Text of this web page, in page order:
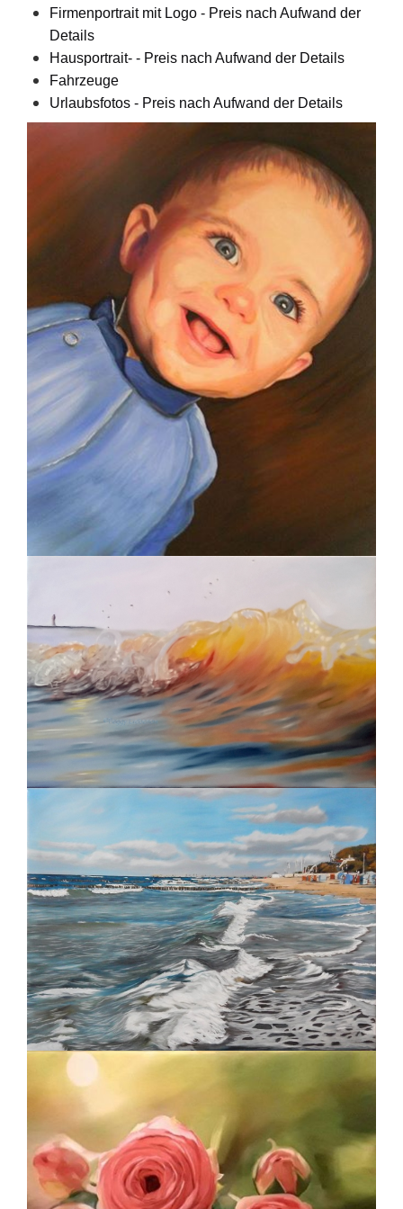
Firmenportrait mit Logo - Preis nach Aufwand der
Details
Hausportrait- - Preis nach Aufwand der Details
Fahrzeuge
Urlaubsfotos - Preis nach Aufwand der Details